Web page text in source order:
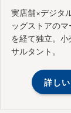
実店舗×デジタ
ッグストアの
を経て独立。
サルタント。
詳し